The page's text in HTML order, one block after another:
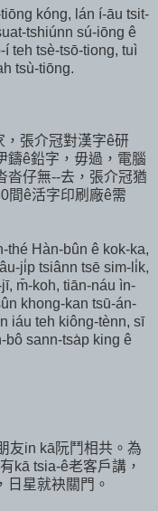
kóng, lán í-āu tsit-
tshiúnn sú-iōng ê
teh tsè-tsō-tiong, tuì
tsù-tiōng.
，張介冠對漢字ê研
鑄ê鉛字，毋過，電腦
沓仔無--去，張介冠猶
間ê活字印刷廠ê需
thé Hàn-bûn ê kok-ka,
ji̍p tsiânn tsē sim-li̍k,
m̄-koh, tiān-náu ìn-
khong-kan tsū-án-
iáu teh kiông-tènn, sī
bô sann-tsa̍p king ê
友in kā阮鬥相共。為
kā tsia-ê老客戶講，
日星就袂關門。